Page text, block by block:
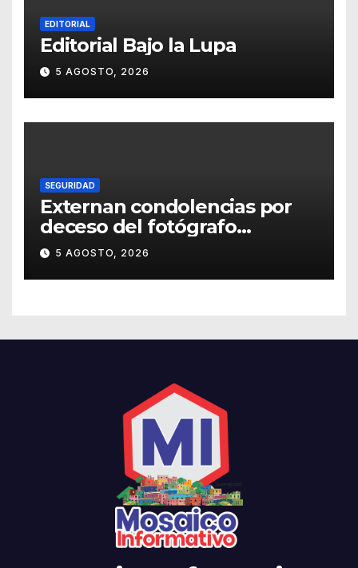
EDITORIAL
Editorial Bajo la Lupa
5 AGOSTO, 2026
SEGURIDAD
Externan condolencias por
deceso del fotógrafo
Emmanuel Montero
5 AGOSTO, 2026